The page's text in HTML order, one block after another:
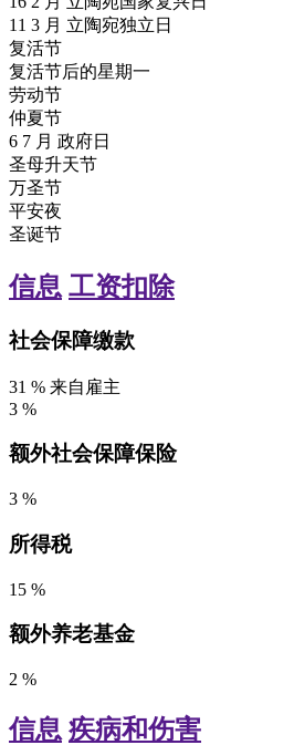
11 3 月 立陶宛独立日
复活节
复活节后的星期一
劳动节
仲夏节
6 7 月 政府日
圣母升天节
万圣节
平安夜
圣诞节
信息 工资扣除
社会保障缴款
31 % 来自雇主
3 %
额外社会保障保险
3 %
所得税
15 %
额外养老基金
2 %
信息 疾病和伤害